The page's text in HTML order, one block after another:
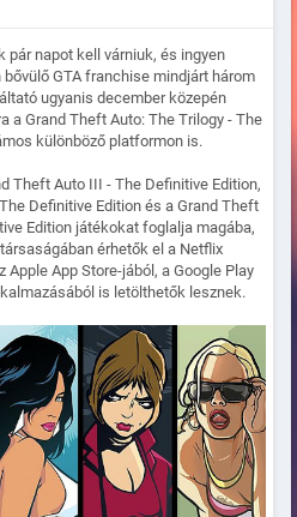
napot kell várniuk, és ingyen
GTA franchise mindjárt három
ugyanis december közepén
a Grand Theft Auto: The Trilogy - The
különböző platformon is.
Theft Auto III - The Definitive Edition,
Definitive Edition és a Grand Theft
Edition játékokat foglalja magába,
érhetők el a Netflix
App Store-jából, a Google Play
is letölthetők lesznek.